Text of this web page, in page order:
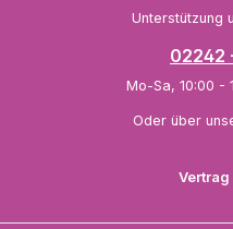
Unterstützung
02242
Mo-Sa, 10:00 -
Oder über